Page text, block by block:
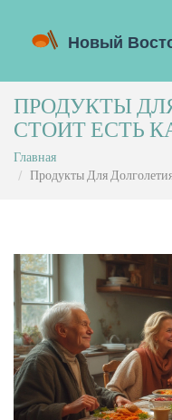
ПРОДУКТЫ
СТОИТ ЕСТЬ
Главная
Продукты Для